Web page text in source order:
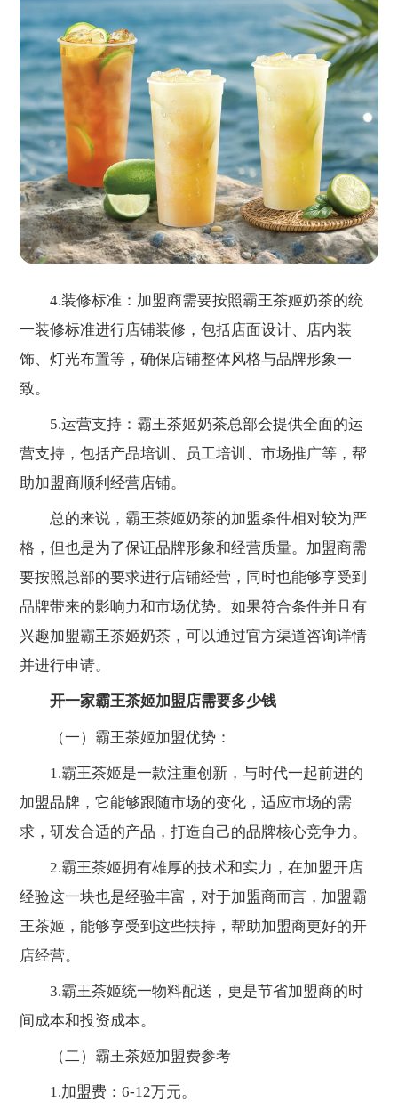
4.装修标准：加盟商需要按照霸王茶姬奶茶的统
一装修标准进行店铺装修，包括店面设计、店内装
饰、灯光布置等，确保店铺整体风格与品牌形象一
致。
5.运营支持：霸王茶姬奶茶总部会提供全面的运
营支持，包括产品培训、员工培训、市场推广等，帮
助加盟商顺利经营店铺。
总的来说，霸王茶姬奶茶的加盟条件相对较为严
格，但也是为了保证品牌形象和经营质量。加盟商需
要按照总部的要求进行店铺经营，同时也能够享受到
品牌带来的影响力和市场优势。如果符合条件并且有
兴趣加盟霸王茶姬奶茶，可以通过官方渠道咨询详情
并进行申请。
开一家霸王茶姬加盟店需要多少钱
（一）霸王茶姬加盟优势：
1.霸王茶姬是一款注重创新，与时代一起前进的
加盟品牌，它能够跟随市场的变化，适应市场的需
求，研发合适的产品，打造自己的品牌核心竞争力。
2.霸王茶姬拥有雄厚的技术和实力，在加盟开店
经验这一块也是经验丰富，对于加盟商而言，加盟霸
王茶姬，能够享受到这些扶持，帮助加盟商更好的开
店经营。
3.霸王茶姬统一物料配送，更是节省加盟商的时
间成本和投资成本。
（二）霸王茶姬加盟费参考
1.加盟费：6-12万元。